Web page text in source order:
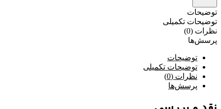
توضیحات
توضیحات تکمیلی
نظرات (0)
پرسش‌ها
توضیحات
توضیحات تکمیلی
نظرات (0)
پرسش‌ها